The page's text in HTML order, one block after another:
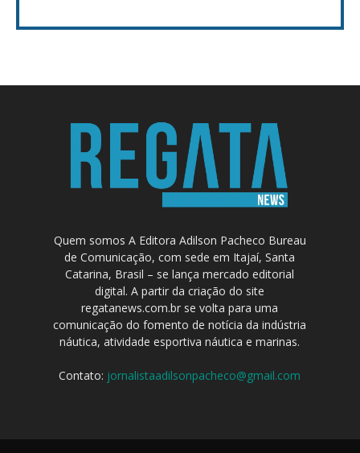
Quem somos A Editora Adilson Pacheco Bureau
de Comunicação, com sede em Itajaí, Santa
Catarina, Brasil – se lança mercado editorial
digital. A partir da criação do site
regatanews.com.br se volta para uma
comunicação do fomento de notícia da indústria
náutica, atividade esportiva náutica e marinas.
Contato: jornalistaadilsonpacheco@gmail.com